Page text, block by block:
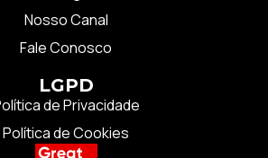
Nosso Canal
Fale Conosco
LGPD
de Privacidade
Política de Cookies